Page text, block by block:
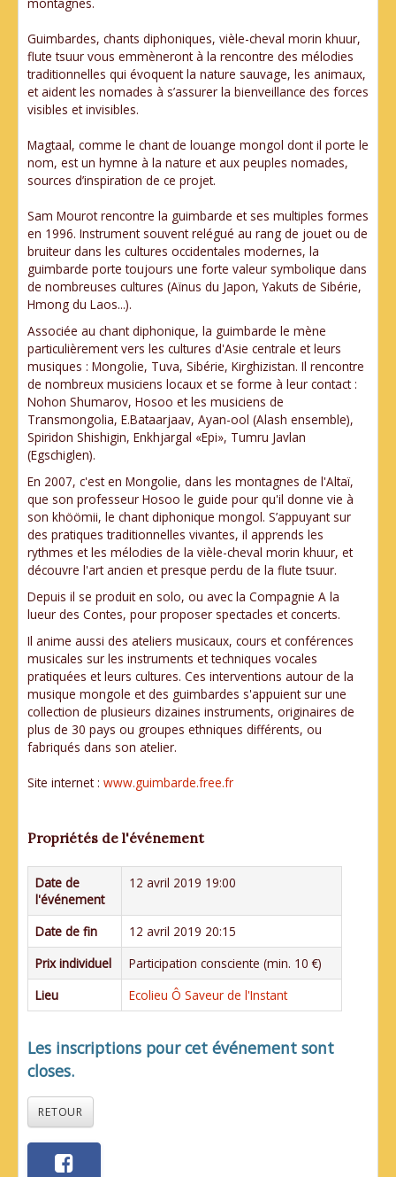
Guimbardes, chants diphoniques, vièle-cheval morin khuur,
flute tsuur vous emmèneront à la rencontre des mélodies
traditionnelles qui évoquent la nature sauvage, les animaux,
et aident les nomades à s’assurer la bienveillance des forces
visibles et invisibles.
Magtaal, comme le chant de louange mongol dont il porte le
nom, est un hymne à la nature et aux peuples nomades,
sources d’inspiration de ce projet.
Sam Mourot rencontre la guimbarde et ses multiples formes
en 1996. Instrument souvent relégué au rang de jouet ou de
bruiteur dans les cultures occidentales modernes, la
guimbarde porte toujours une forte valeur symbolique dans
de nombreuses cultures (Aïnus du Japon, Yakuts de Sibérie,
Hmong du Laos...).
Associée au chant diphonique, la guimbarde le mène
particulièrement vers les cultures d'Asie centrale et leurs
musiques : Mongolie, Tuva, Sibérie, Kirghizistan. Il rencontre
de nombreux musiciens locaux et se forme à leur contact :
Nohon Shumarov, Hosoo et les musiciens de
Transmongolia, E.Bataarjaav, Ayan-ool (Alash ensemble),
Spiridon Shishigin, Enkhjargal «Epi», Tumru Javlan
(Egschiglen).
En 2007, c'est en Mongolie, dans les montagnes de l'Altaï,
que son professeur Hosoo le guide pour qu'il donne vie à
son khöömii, le chant diphonique mongol. S’appuyant sur
des pratiques traditionnelles vivantes, il apprends les
rythmes et les mélodies de la vièle-cheval morin khuur, et
découvre l'art ancien et presque perdu de la flute tsuur.
Depuis il se produit en solo, ou avec la Compagnie A la
lueur des Contes, pour proposer spectacles et concerts.
Il anime aussi des ateliers musicaux, cours et conférences
musicales sur les instruments et techniques vocales
pratiquées et leurs cultures. Ces interventions autour de la
musique mongole et des guimbardes s'appuient sur une
collection de plusieurs dizaines instruments, originaires de
plus de 30 pays ou groupes ethniques différents, ou
fabriqués dans son atelier.
Site internet : www.guimbarde.free.fr
Propriétés de l'événement
Date de
l'événement
12 avril 2019 19:00
Date de fin
12 avril 2019 20:15
Prix individuel
Participation consciente (min. 10 €)
Lieu
Ecolieu Ô Saveur de l'Instant
Les inscriptions pour cet événement sont
closes.
RETOUR